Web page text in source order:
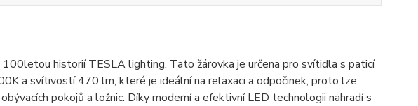
historií TESLA lighting. Tato žárovka je určena pro svítidla s paticí
a svítivostí 470 lm, které je ideální na relaxaci a odpočinek, proto lze
pokojů a ložnic. Díky moderní a efektivní LED technologii nahradí s